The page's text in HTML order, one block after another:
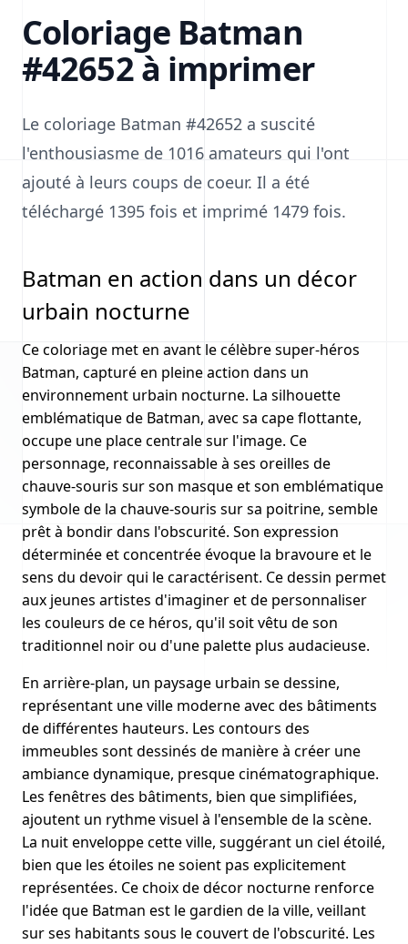
Coloriage Batman
#42652 à imprimer
Le coloriage Batman #42652 a suscité
l'enthousiasme de 1016 amateurs qui l'ont
ajouté à leurs coups de coeur. Il a été
téléchargé 1395 fois et imprimé 1479 fois.
Batman en action dans un décor
urbain nocturne
Ce coloriage met en avant le célèbre super-héros
Batman, capturé en pleine action dans un
environnement urbain nocturne. La silhouette
emblématique de Batman, avec sa cape flottante,
occupe une place centrale sur l'image. Ce
personnage, reconnaissable à ses oreilles de
chauve-souris sur son masque et son emblématique
symbole de la chauve-souris sur sa poitrine, semble
prêt à bondir dans l'obscurité. Son expression
déterminée et concentrée évoque la bravoure et le
sens du devoir qui le caractérisent. Ce dessin permet
aux jeunes artistes d'imaginer et de personnaliser
les couleurs de ce héros, qu'il soit vêtu de son
traditionnel noir ou d'une palette plus audacieuse.
En arrière-plan, un paysage urbain se dessine,
représentant une ville moderne avec des bâtiments
de différentes hauteurs. Les contours des
immeubles sont dessinés de manière à créer une
ambiance dynamique, presque cinématographique.
Les fenêtres des bâtiments, bien que simplifiées,
ajoutent un rythme visuel à l'ensemble de la scène.
La nuit enveloppe cette ville, suggérant un ciel étoilé,
bien que les étoiles ne soient pas explicitement
représentées. Ce choix de décor nocturne renforce
l'idée que Batman est le gardien de la ville, veillant
sur ses habitants sous le couvert de l'obscurité. Les